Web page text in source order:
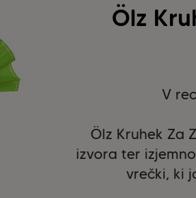
Ölz
V
Ölz Kruhek Za
izvora ter
vrečki, ki